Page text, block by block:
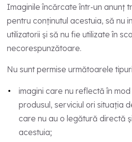
Imaginile încărcate într-un anunț
pentru conținutul acestuia, să nu
utilizatorii și să nu fie utilizate în
necorespunzătoare.
Nu sunt permise următoarele
imagini care nu reflectă în
produsul, serviciul ori situația
care nu au o legătură directă
acestuia;